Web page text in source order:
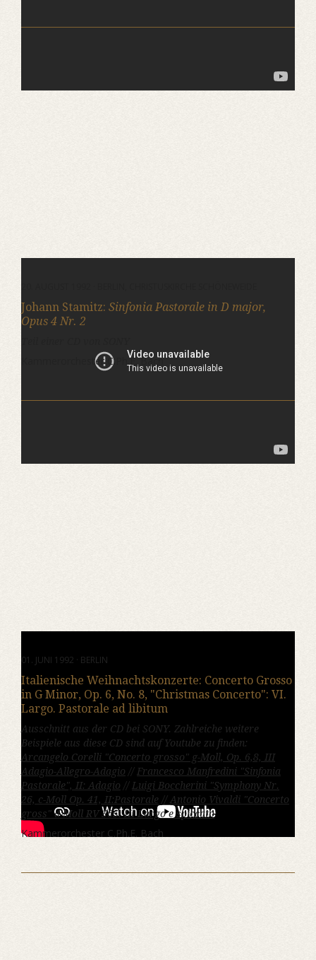
Johann Stamitz: Sinfonia Pastorale in D major,
Opus 4 Nr. 2
Kammerorchester C.Ph.E. Bach
01. JUNI 1992 · BERLIN
Italienische Weihnachtskonzerte: Concerto Grosso
in G Minor, Op. 6, No. 8, "Christmas Concerto": VI.
Largo. Pastorale ad libitum
Ausschnitt aus der CD bei SONY. Zahlreiche weitere
Beispiele aus diese CD sind auf Youtube zu finden:
Arcangelo Corelli "Concerto grosso" g-Moll, Op. 6,8, III
Adagio-Allegro-Adagio // Francesco Manfredini "Sinfonia
Pastorale", II: Adagio // Luigi Boccherini "Symphony Nr.
26, c-Moll Op. 41, II:Pastorale // Antonio Vivaldi "Concerto
gross" d-Moll RV 565: III Largo e spiccato
Kammerorchester C.Ph.E. Bach